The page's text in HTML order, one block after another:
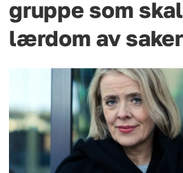
gruppe som
lærdom av